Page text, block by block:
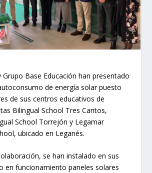
Grupo Base Educación han presentado
de energía solar puesto
de sus centros educativos de
Bilingual School Tres Cantos,
School Torrejón y Legamar
ubicado en Leganés.
se han instalado en sus
en funcionamiento paneles solares